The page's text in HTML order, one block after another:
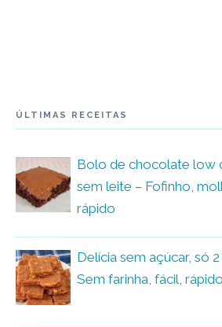
ÚLTIMAS RECEITAS
Bolo de chocolate low
sem leite – Fofinho,
rápido
Delícia sem açúcar, só
Sem farinha, fácil,